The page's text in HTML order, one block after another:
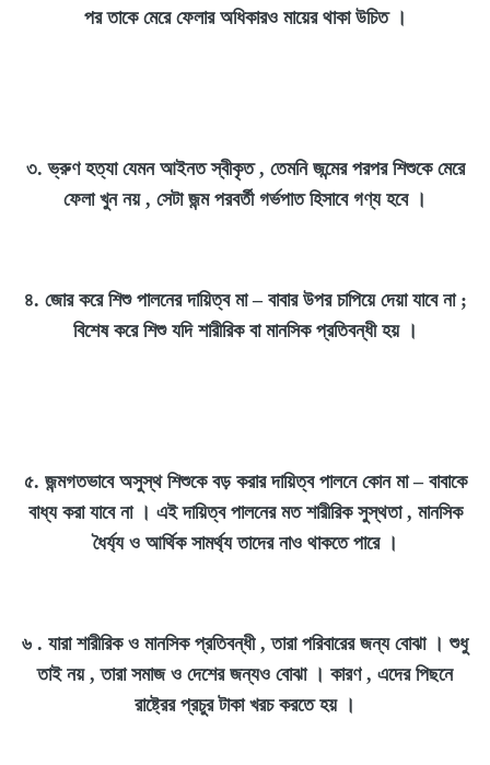
পর তাকে মেরে ফেলার অধিকারও মায়ের থাকা উচিত ।
৩. ভ্রুণ হত্যা যেমন আইনত স্বীকৃত , তেমনি জন্মের পরপর শিশুকে মেরে
ফেলা খুন নয় , সেটা জন্ম পরবর্তী গর্ভপাত হিসাবে গণ্য হবে ।
৪. জোর করে শিশু পালনের দায়িত্ব মা–বাবার উপর চাপিয়ে দেয়া যাবে না ;
বিশেষ করে শিশু যদি শারীরিক বা মানসিক প্রতিবন্ধী হয় ।
৫. জন্মগতভাবে অসুস্থ শিশুকে বড় করার দায়িত্ব পালনে কোন মা–বাবাকে
বাধ্য করা যাবে না । এই দায়িত্ব পালনের মত শারীরিক সুস্থতা , মানসিক
ধৈর্য্য ও আর্থিক সামর্থ্য তাদের নাও থাকতে পারে ।
৬ . যারা শারীরিক ও মানসিক প্রতিবন্ধী , তারা পরিবারের জন্য বোঝা । শুধু
তাই নয় , তারা সমাজ ও দেশের জন্যও বোঝা । কারণ , এদের পিছনে
রাষ্ট্রের প্রচুর টাকা খরচ করতে হয় ।